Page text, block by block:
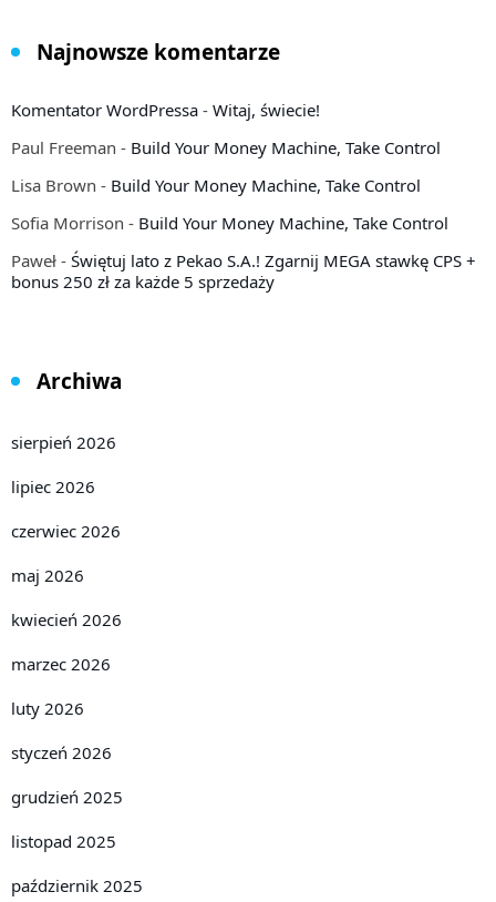
Najnowsze komentarze
Komentator WordPressa - Witaj, świecie!
Paul Freeman - Build Your Money Machine, Take Control
Lisa Brown - Build Your Money Machine, Take Control
Sofia Morrison - Build Your Money Machine, Take Control
Paweł - Świętuj lato z Pekao S.A.! Zgarnij MEGA stawkę CPS +
bonus 250 zł za każde 5 sprzedaży
Archiwa
sierpień 2026
lipiec 2026
czerwiec 2026
maj 2026
kwiecień 2026
marzec 2026
luty 2026
styczeń 2026
grudzień 2025
listopad 2025
październik 2025